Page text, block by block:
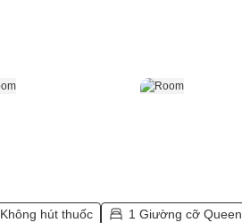
Không hút thuốc
1 Giường cỡ Queen